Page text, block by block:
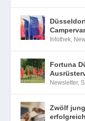
Infothek
Fortuna
Newsletter,
Zwölf